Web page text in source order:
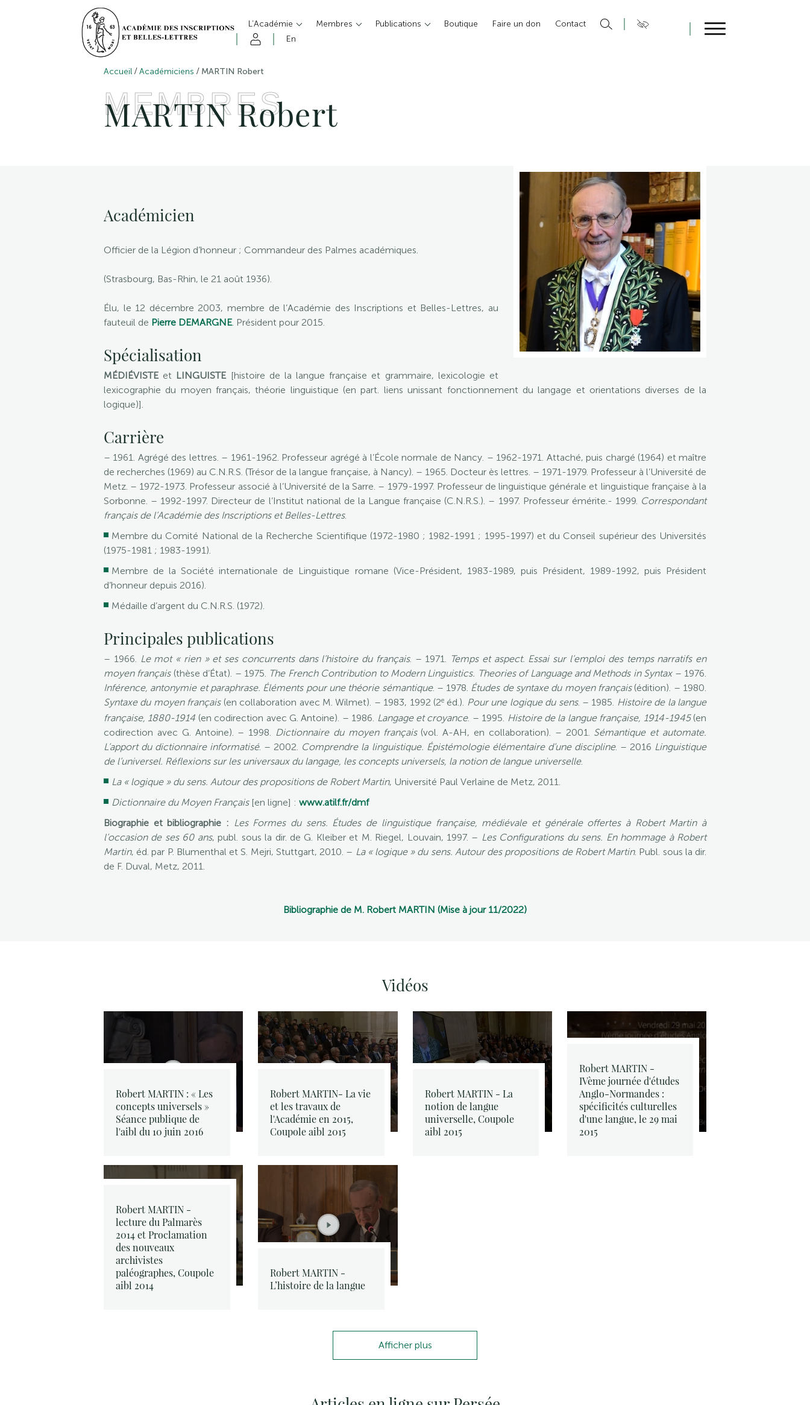
L’Académie Membres Publications Boutique Faire un don
Contact
En
Accueil /Académiciens / MARTIN Robert
MEMBRES
MARTIN Robert
Académicien
Officier de la Légion d’honneur ; Commandeur des Palmes académiques.
(Strasbourg, Bas-Rhin, le 21 août 1936).
Élu, le 12 décembre 2003, membre de l’Académie des Inscriptions et Belles-Lettres, au
fauteuil de Pierre DEMARGNE. Président pour 2015.
Spécialisation
MÉDIÉVISTEet LINGUISTE[histoire de la langue française et grammaire, lexicologie et
lexicographie du moyen français, théorie linguistique (en part. liens unissant fonctionnement du langage et orientations diverses de la
logique)].
Carrière
– 1961. Agrégé des lettres. – 1961-1962. Professeur agrégé à l’École normale de Nancy. – 1962-1971. Attaché, puis chargé (1964) et maître
de recherches (1969) au C.N.R.S. (Trésor de la langue française, à Nancy). – 1965. Docteur ès lettres. – 1971-1979. Professeur à l’Université de
Metz. – 1972-1973. Professeur associé à l’Université de la Sarre. – 1979-1997. Professeur de linguistique générale et linguistique française à la
Sorbonne. – 1992-1997. Directeur de l’Institut national de la Langue française (C.N.R.S.). – 1997. Professeur émérite.- 1999. Correspondant
français de l’Académie des Inscriptions et Belles-Lettres.
Membre du Comité National de la Recherche Scientifique (1972-1980 ; 1982-1991 ; 1995-1997) et du Conseil supérieur des Universités
(1975-1981 ; 1983-1991).
Membre de la Société internationale de Linguistique romane (Vice-Président, 1983-1989, puis Président, 1989-1992, puis Président
d’honneur depuis 2016).
Médaille d’argent du C.N.R.S. (1972).
Principales publications
– 1966. Le mot « rien » et ses concurrents dans l’histoire du français. – 1971. Temps et aspect. Essai sur l’emploi des temps narratifs en
moyen français(thèse d’État). – 1975. The French Contribution to Modern Linguistics. Theories of Language and Methods in Syntax– 1976.
Inférence, antonymie et paraphrase. Éléments pour une théorie sémantique. – 1978. Études de syntaxe du moyen français(édition). – 1980.
Syntaxe du moyen français(en collaboration avec M. Wilmet). – 1983, 1992 (2e éd.). Pour une logique du sens. – 1985. Histoire de la langue
française, 1880-1914 (en codirection avec G. Antoine). – 1986. Langage et croyance. – 1995. Histoire de la langue française, 1914-1945(en
codirection avec G. Antoine). – 1998. Dictionnaire du moyen français(vol. A-AH, en collaboration). – 2001. Sémantique et automate.
L’apport du dictionnaire informatisé. – 2002. Comprendre la linguistique. Épistémologie élémentaire d’une discipline. – 2016 Linguistique
de l’universel. Réflexions sur les universaux du langage, les concepts universels, la notion de langue universelle.
La « logique » du sens. Autour des propositions de Robert Martin, Université Paul Verlaine de Metz, 2011.
Dictionnaire du Moyen Français[en ligne] : www.atilf.fr/dmf
Biographie et bibliographie : Les Formes du sens. Études de linguistique française, médiévale et générale offertes à Robert Martin à
l’occasion de ses 60 ans, publ. sous la dir. de G. Kleiber et M. Riegel, Louvain, 1997. – Les Configurations du sens. En hommage à Robert
Martin, éd. par P. Blumenthal et S. Mejri, Stuttgart, 2010. – La « logique » du sens. Autour des propositions de Robert Martin. Publ. sous la dir.
de F. Duval, Metz, 2011.
Bibliographie de M. Robert MARTIN (Mise à jour 11/2022)
Vidéos
Robert MARTIN : « Les
concepts universels »
Séance publique de
l'aibl du 10 juin 2016
Robert MARTIN- La vie
et les travaux de
l'Académie en 2015,
Coupole aibl 2015
Robert MARTIN - La
notion de langue
universelle, Coupole
aibl 2015
Robert MARTIN -
IVème journée d'études
Anglo-Normandes :
spécificités culturelles
d'une langue, le 29 mai
2015
Robert MARTIN -
lecture du Palmarès
2014 et Proclamation
des nouveaux
archivistes
paléographes, Coupole
aibl 2014
Robert MARTIN -
L’histoire de la langue
Afficher plus